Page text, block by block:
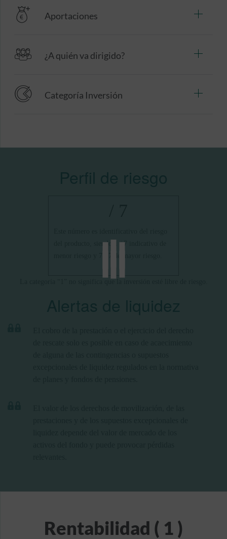
Aportaciones
¿A quién va dirigido?
Categoría Inversión
del producto, siendo 1 / 7 indicativo de
La categoría “1” no significa que la inversión esté libre de riesgo.
Rentabilidad ( 1 )